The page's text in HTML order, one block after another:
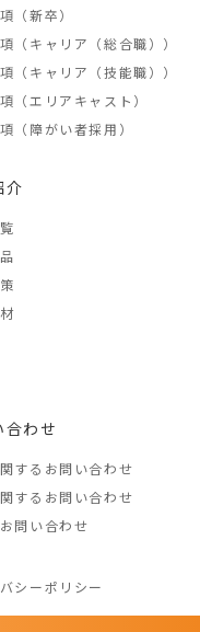
（新卒）
（キャリア（総合職））
（キャリア（技能職））
（エリアキャスト）
（障がい者採用）
介
合わせ
するお問い合わせ
するお問い合わせ
問い合わせ
シーポリシー